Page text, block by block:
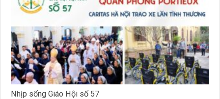
Nhịp sống Giáo Hội số 57